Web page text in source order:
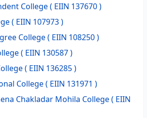
College( EIIN 137670 )
( EIIN 107973 )
College( EIIN 108250 )
( EIIN 130587 )
( EIIN 136285 )
College( EIIN 131971 )
Chakladar Mohila College( EIIN